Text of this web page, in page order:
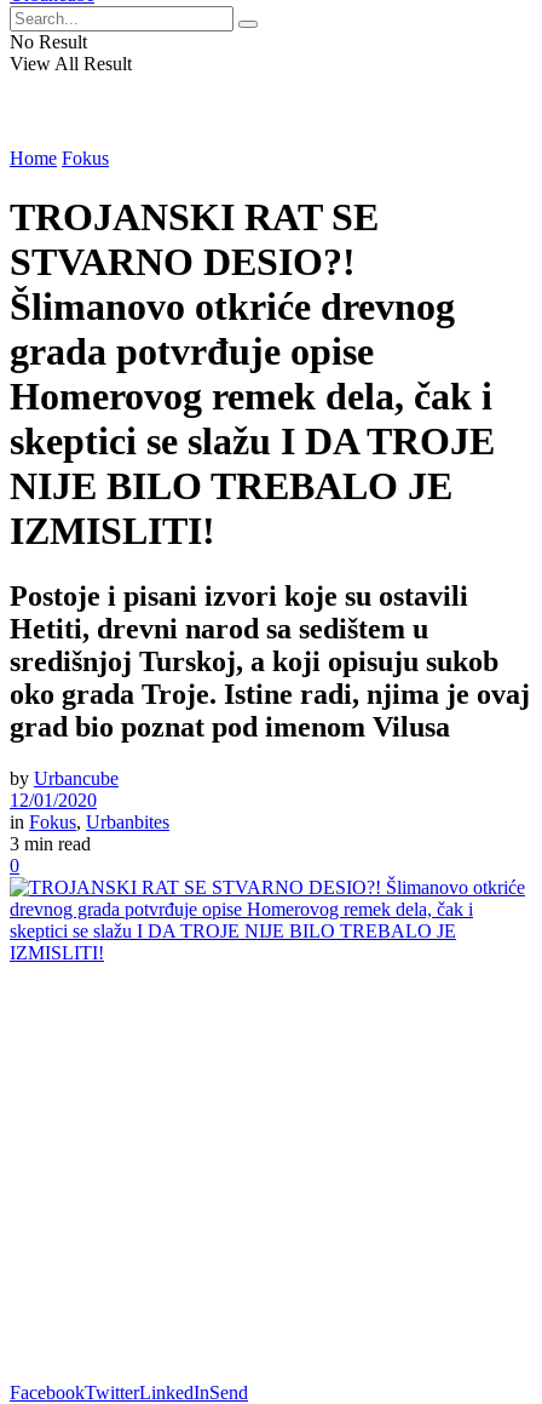
No Result
View All Result
Home Fokus
TROJANSKI RAT SE
STVARNO DESIO?!
Šlimanovo otkriće drevnog
grada potvrđuje opise
Homerovog remek dela, čak i
skeptici se slažu I DA TROJE
NIJE BILO TREBALO JE
IZMISLITI!
Postoje i pisani izvori koje su ostavili
Hetiti, drevni narod sa sedištem u
središnjoj Turskoj, a koji opisuju sukob
oko grada Troje. Istine radi, njima je ovaj
grad bio poznat pod imenom Vilusa
by Urbancube
12/01/2020
in Fokus, Urbanbites
3 min read
0
FacebookTwitterLinkedInSend